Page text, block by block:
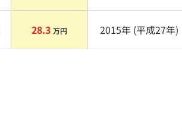
28.3 万円 2015年 (平成27年)